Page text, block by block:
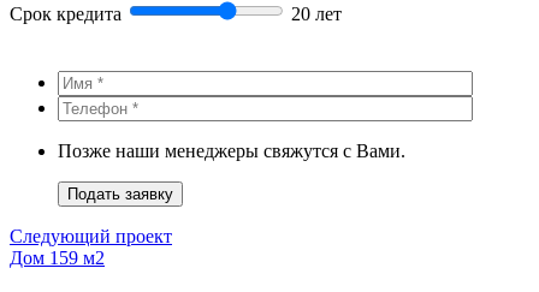
Срок кредита
20 лет
Позже наши менеджеры свяжутся с Вами.
Подать заявку
Следующий проект
Дом 159 м2